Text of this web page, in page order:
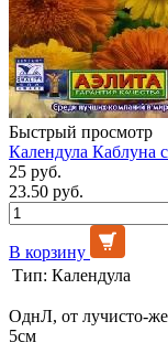
Быстрый просмотр
Календула Каблуна
25 руб.
23.50 руб.
В корзину
Тип: Календула
ОднЛ, от лучисто-
5см